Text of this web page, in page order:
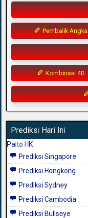
Pembalik Angka
Kombinasi 4D
Prediksi Hari Ini
Paito HK
Prediksi Singapore
Prediksi Hongkong
Prediksi Sydney
Prediksi Cambodia
Prediksi Bullseye